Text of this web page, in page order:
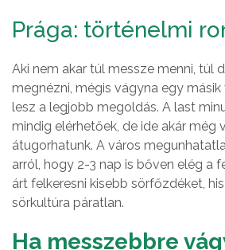
Prága: történelmi
Aki nem akar túl messze menni, túl
megnézni, mégis vágyna egy másik
lesz a legjobb megoldás. A last
mindig elérhetőek, de ide akár még
átugorhatunk. A város
arról, hogy 2-3 nap is bőven elég a
árt felkeresni kisebb sörfőzdéket,
sörkultúra páratlan.
Ha messzebbre